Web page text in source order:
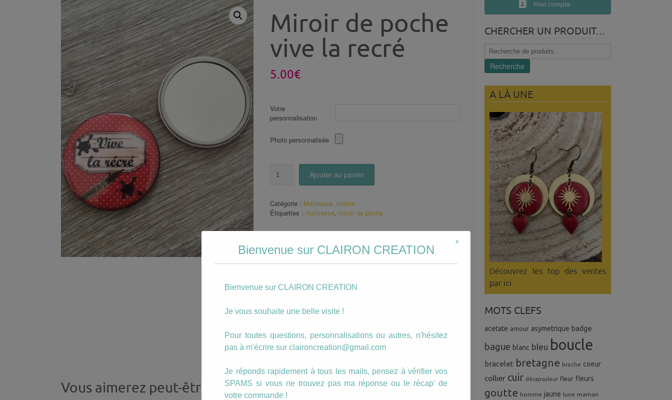
Miroir de poche
vive la recré
5.00€
Votre
personnalisation
Photo personnalisée
poche
vive
Ajouter au panier
Catégorie : Maîtresse, maître
Étiquettes : maîtresse, miroir de poche
Description
pas à me contacter si vous avez des questions.
Vous aimerez peut-être aussi…
Mon compte
CHERCHER UN PRODUIT…
Recherche
pour :
Recherche
A LÀ UNE
Découvrez les top des ventes
par ici
MOTS CLEFS
acetate amour asymetrique badge
bague blanc bleu boucle
bracelet bretagne broche coeur
collier cuir décapsuleur fleur fleurs
goutte homme jaune lune maman
Bienvenue sur CLAIRON CREATION
Bienvenue sur CLAIRON CREATION
Je vous souhaite une belle visite !
Pour toutes questions, personnalisations ou autres, n'hésitez
pas à m'écrire sur claironcreation@gmail.com
Je réponds rapidement à tous les mails, pensez à vérifier vos
SPAMS si vous ne trouvez pas ma réponse ou le récap' de
votre commande !
x